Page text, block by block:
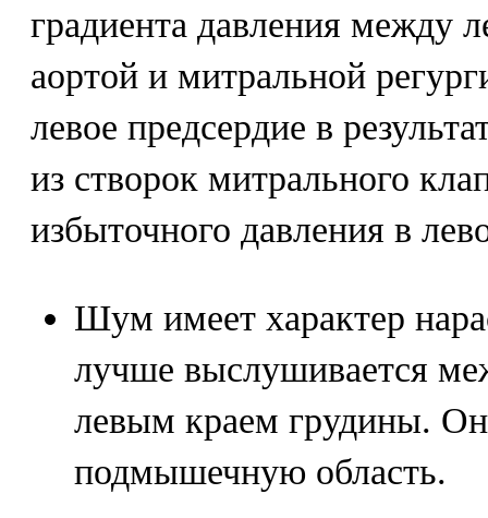
градиента давления между
аортой и митральной
левое предсердие в
из створок митрального
избыточного давления в
Шум имеет характер
лучше выслушивается
левым краем грудины.
подмышечную область.